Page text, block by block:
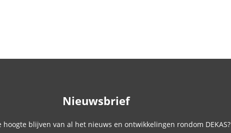
Nieuwsbrief
hoogte blijven van al het nieuws en ontwikkelingen rondom DEKAS?